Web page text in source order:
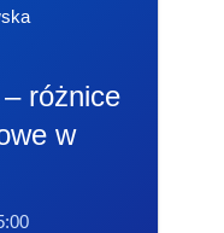
– różnice
w